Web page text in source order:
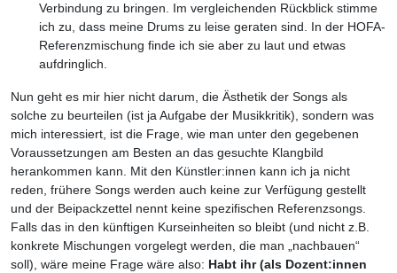
Verbindung zu bringen. Im vergleichenden Rückblick stimme
ich zu, dass meine Drums zu leise geraten sind. In der HOFA-
Referenzmischung finde ich sie aber zu laut und etwas
aufdringlich.
Nun geht es mir hier nicht darum, die Ästhetik der Songs als
solche zu beurteilen (ist ja Aufgabe der Musikkritik), sondern was
mich interessiert, ist die Frage, wie man unter den gegebenen
Voraussetzungen am Besten an das gesuchte Klangbild
herankommen kann. Mit den Künstler:innen kann ich ja nicht
reden, frühere Songs werden auch keine zur Verfügung gestellt
und der Beipackzettel nennt keine spezifischen Referenzsongs.
Falls das in den künftigen Kurseinheiten so bleibt (und nicht z.B.
konkrete Mischungen vorgelegt werden, die man „nachbauen“
soll), wäre meine Frage wäre also: Habt ihr (als Dozent:innen